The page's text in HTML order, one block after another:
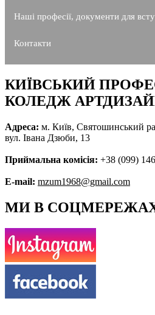
Наші професії, документи для
Контакти
КИЇВСЬКИЙ
КОЛЕДЖ
Адреса: м. Київ, Святошинський
вул. Івана Дзюби, 13
Приймальна комісія: +38 (099)
E-mail: mzum1968@gmail.com
МИ В